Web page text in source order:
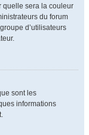
quelle sera la couleur
du forum
d’utilisateurs
sont les
informations